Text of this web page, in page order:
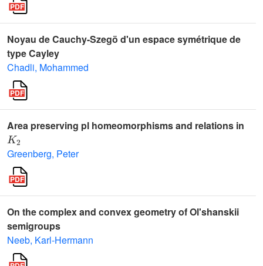
Noyau de Cauchy-Szegö d'un espace symétrique de
type Cayley
Chadli, Mohammed
Area preserving pl homeomorphisms and relations in
K2
Greenberg, Peter
On the complex and convex geometry of Ol'shanskii
semigroups
Neeb, Karl-Hermann